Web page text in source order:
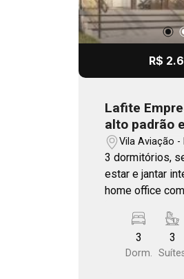
R$
Lafite
alto padrão
com
final 2026
Vila Aviação -
3 dormitórios,
estar e jantar
home office
(com caixilhos
comum
ampliado, ilha
3
Dorm.
3